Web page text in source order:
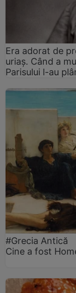
Era adorat de
uriaș. Când a
Parisului l-au
#Grecia Antică
Cine a fost